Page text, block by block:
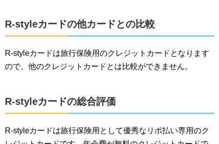
R-styleカードの他カードとの比較
R-styleカードは旅行保険用のクレジットカードとなります
ので、他のクレジットカードとは比較ができません。
R-styleカードの総合評価
R-styleカードは旅行保険用として優秀なリボ払い専用のク